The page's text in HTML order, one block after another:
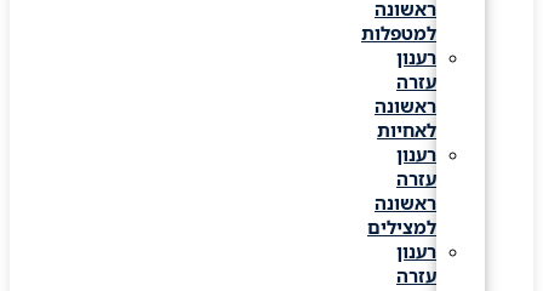
ראשונה
למטפלות
רענון
עזרה
ראשונה
לאחיות
רענון
עזרה
ראשונה
למצילים
רענון
עזרה